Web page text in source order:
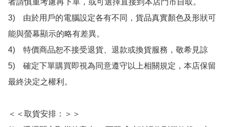
3)　由於用戶的電腦設定各有不同，貨品真實顏色及形狀可
能與螢幕顯示的略有差異。
4)　特價商品恕不接受退貨、退款或換貨服務，敬希見諒
5)　確定下單購買即視為同意遵守以上相關規定，本店保留
最終決定之權利。
＜＜取貨安排：＞＞